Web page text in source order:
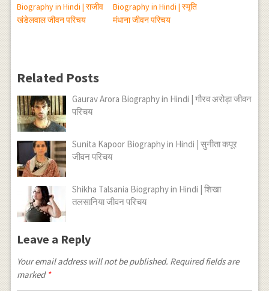
Biography in Hindi | राजीव
खंडेलवाल जीवन परिचय
Biography in Hindi | स्मृति
मंधाना जीवन परिचय
Related Posts
Gaurav Arora Biography in Hindi | गौरव अरोड़ा जीवन
परिचय
Sunita Kapoor Biography in Hindi | सुनीता कपूर
जीवन परिचय
Shikha Talsania Biography in Hindi | शिखा
तलसानिया जीवन परिचय
Leave a Reply
Your email address will not be published. Required fields are
marked *